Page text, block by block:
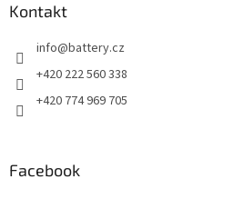
Kontakt
info@battery.cz
+420 222 560 338
+420 774 969 705
Facebook